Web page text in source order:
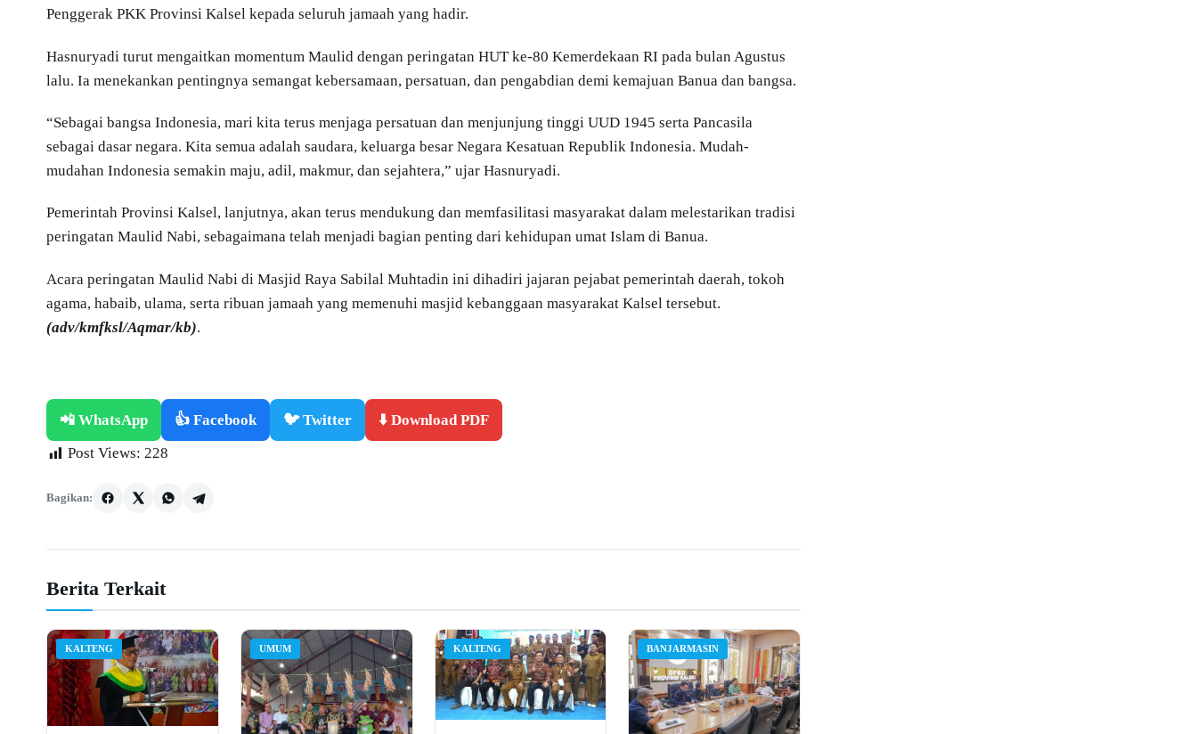
Penggerak PKK Provinsi Kalsel kepada seluruh jamaah yang hadir.
Hasnuryadi turut mengaitkan momentum Maulid dengan peringatan HUT ke-80 Kemerdekaan RI pada bulan Agustus
lalu. Ia menekankan pentingnya semangat kebersamaan, persatuan, dan pengabdian demi kemajuan Banua dan bangsa.
“Sebagai bangsa Indonesia, mari kita terus menjaga persatuan dan menjunjung tinggi UUD 1945 serta Pancasila
sebagai dasar negara. Kita semua adalah saudara, keluarga besar Negara Kesatuan Republik Indonesia. Mudah-
mudahan Indonesia semakin maju, adil, makmur, dan sejahtera,” ujar Hasnuryadi.
Pemerintah Provinsi Kalsel, lanjutnya, akan terus mendukung dan memfasilitasi masyarakat dalam melestarikan tradisi
peringatan Maulid Nabi, sebagaimana telah menjadi bagian penting dari kehidupan umat Islam di Banua.
Acara peringatan Maulid Nabi di Masjid Raya Sabilal Muhtadin ini dihadiri jajaran pejabat pemerintah daerah, tokoh
agama, habaib, ulama, serta ribuan jamaah yang memenuhi masjid kebanggaan masyarakat Kalsel tersebut.
(adv/kmfksl/Aqmar/kb).
📲 WhatsApp 👍 Facebook 🐦 Twitter
⬇️ Download PDF
Post Views: 228
Bagikan:
Berita Terkait
KALTENG UMUM KALTENG BANJARMASIN